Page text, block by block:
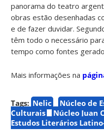
panorama do teatro
obras estão desenhadas
e de fazer duvidar.
têm todo o necessário
tempo como fontes
Mais informações na
Tags: Nelic
Núcleo de
Culturais
Núcleo Juan
Estudos Literários